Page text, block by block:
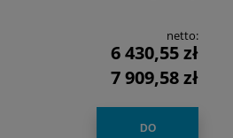
netto:
6 430,55 zł
7 909,58 zł
DO